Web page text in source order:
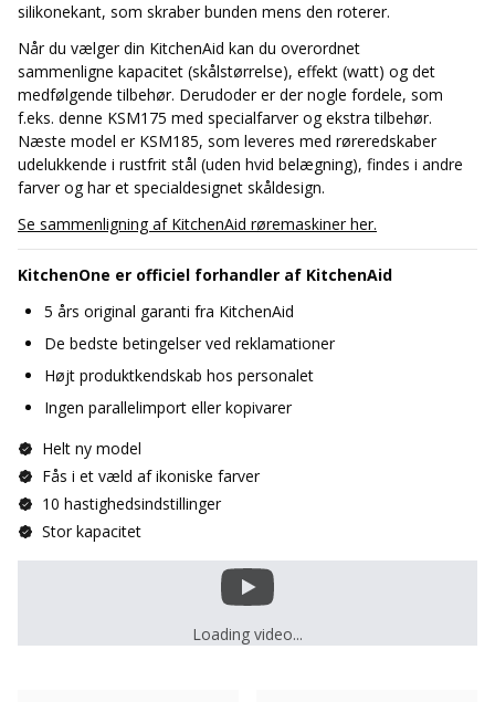
silikonekant, som skraber bunden mens den roterer.
Når du vælger din KitchenAid kan du overordnet
sammenligne kapacitet (skålstørrelse), effekt (watt) og det
medfølgende tilbehør. Derudoder er der nogle fordele, som
f.eks. denne KSM175 med specialfarver og ekstra tilbehør.
Næste model er KSM185, som leveres med røreredskaber
udelukkende i rustfrit stål (uden hvid belægning), findes i andre
farver og har et specialdesignet skåldesign.
Se sammenligning af KitchenAid røremaskiner her.
KitchenOne er officiel forhandler af KitchenAid
5 års original garanti fra KitchenAid
De bedste betingelser ved reklamationer
Højt produktkendskab hos personalet
Ingen parallelimport eller kopivarer
Helt ny model
Fås i et væld af ikoniske farver
10 hastighedsindstillinger
Stor kapacitet
Loading video...